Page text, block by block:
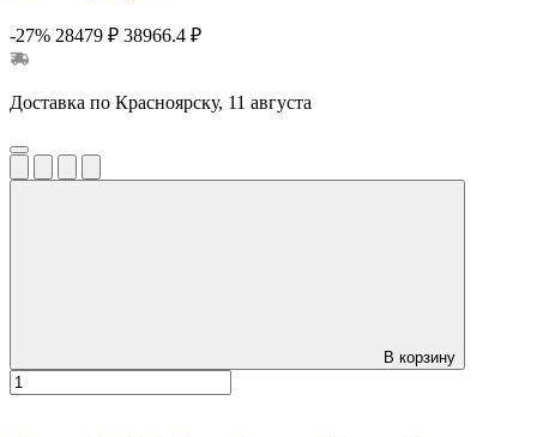
-27% 28479 ₽ 38966.4 ₽
Доставка по Красноярску, 11 августа
В корзину